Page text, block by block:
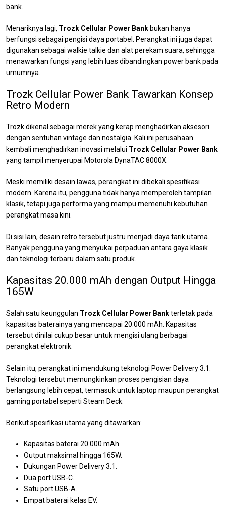
bank.
Menariknya lagi, Trozk Cellular Power Bank bukan hanya
berfungsi sebagai pengisi daya portabel. Perangkat ini juga dapat
digunakan sebagai walkie talkie dan alat perekam suara, sehingga
menawarkan fungsi yang lebih luas dibandingkan power bank pada
umumnya.
Trozk Cellular Power Bank Tawarkan Konsep
Retro Modern
Trozk dikenal sebagai merek yang kerap menghadirkan aksesori
dengan sentuhan vintage dan nostalgia. Kali ini perusahaan
kembali menghadirkan inovasi melalui Trozk Cellular Power Bank
yang tampil menyerupai Motorola DynaTAC 8000X.
Meski memiliki desain lawas, perangkat ini dibekali spesifikasi
modern. Karena itu, pengguna tidak hanya memperoleh tampilan
klasik, tetapi juga performa yang mampu memenuhi kebutuhan
perangkat masa kini.
Di sisi lain, desain retro tersebut justru menjadi daya tarik utama.
Banyak pengguna yang menyukai perpaduan antara gaya klasik
dan teknologi terbaru dalam satu produk.
Kapasitas 20.000 mAh dengan Output Hingga
165W
Salah satu keunggulan Trozk Cellular Power Bankterletak pada
kapasitas baterainya yang mencapai 20.000 mAh. Kapasitas
tersebut dinilai cukup besar untuk mengisi ulang berbagai
perangkat elektronik.
Selain itu, perangkat ini mendukung teknologi Power Delivery 3.1.
Teknologi tersebut memungkinkan proses pengisian daya
berlangsung lebih cepat, termasuk untuk laptop maupun perangkat
gaming portabel seperti Steam Deck.
Berikut spesifikasi utama yang ditawarkan:
Kapasitas baterai 20.000 mAh.
Output maksimal hingga 165W.
Dukungan Power Delivery 3.1.
Dua port USB-C.
Satu port USB-A.
Empat baterai kelas EV.